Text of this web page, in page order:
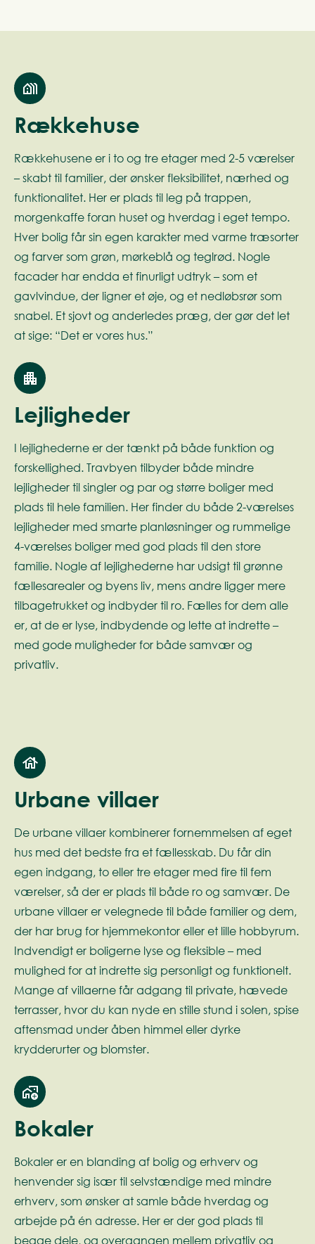
Rækkehuse
Rækkehusene er i to og tre etager med 2-5 værelser
– skabt til familier, der ønsker fleksibilitet, nærhed og
funktionalitet. Her er plads til leg på trappen,
morgenkaffe foran huset og hverdag i eget tempo.
Hver bolig får sin egen karakter med varme træsorter
og farver som grøn, mørkeblå og teglrød. Nogle
facader har endda et finurligt udtryk – som et
gavlvindue, der ligner et øje, og et nedløbsrør som
snabel. Et sjovt og anderledes præg, der gør det let
at sige: “Det er vores hus.”
Lejligheder
I lejlighederne er der tænkt på både funktion og
forskellighed. Travbyen tilbyder både mindre
lejligheder til singler og par og større boliger med
plads til hele familien. Her finder du både 2-værelses
lejligheder med smarte planløsninger og rummelige
4-værelses boliger med god plads til den store
familie. Nogle af lejlighederne har udsigt til grønne
fællesarealer og byens liv, mens andre ligger mere
tilbagetrukket og indbyder til ro. Fælles for dem alle
er, at de er lyse, indbydende og lette at indrette –
med gode muligheder for både samvær og
privatliv.
Urbane villaer
De urbane villaer kombinerer fornemmelsen af eget
hus med det bedste fra et fællesskab. Du får din
egen indgang, to eller tre etager med fire til fem
værelser, så der er plads til både ro og samvær. De
urbane villaer er velegnede til både familier og dem,
der har brug for hjemmekontor eller et lille hobbyrum.
Indvendigt er boligerne lyse og fleksible – med
mulighed for at indrette sig personligt og funktionelt.
Mange af villaerne får adgang til private, hævede
terrasser, hvor du kan nyde en stille stund i solen, spise
aftensmad under åben himmel eller dyrke
krydderurter og blomster.
Bokaler
Bokaler er en blanding af bolig og erhverv og
henvender sig især til selvstændige med mindre
erhverv, som ønsker at samle både hverdag og
arbejde på én adresse. Her er der god plads til
begge dele, og overgangen mellem privatliv og